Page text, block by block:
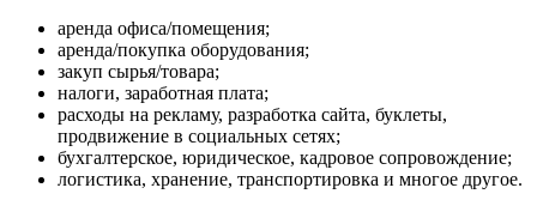
аренда офиса/помещения;
аренда/покупка оборудования;
закуп сырья/товара;
налоги, заработная плата;
расходы на рекламу, разработка сайта, буклеты,
продвижение в социальных сетях;
бухгалтерское, юридическое, кадровое сопровождение;
логистика, хранение, транспортировка и многое другое.